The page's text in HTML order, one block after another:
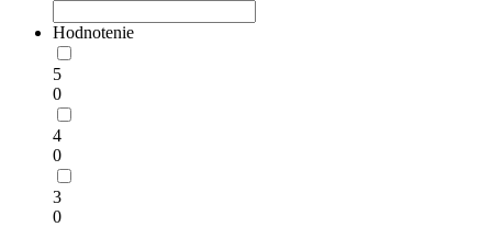
Hodnotenie
5
0
4
0
3
0